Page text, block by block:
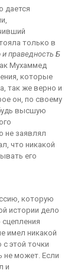
дается
только в
праведность Б
Мухаммед
которые
так же верно и
он, по своему
высшую
не заявлял
что никакой
его
которую
истории дело
имел никакой
этой точки
не может. Если
и